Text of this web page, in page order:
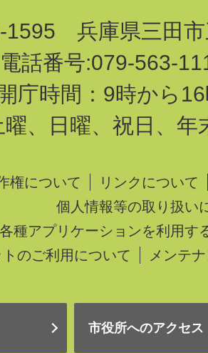
1595 兵庫県三田市
電話番号:079-563-
開庁時間：9時から
曜、日曜、祝日、年
権について
リンクについて
個人情報等の取り扱い
各種アプリケーションを利用す
のご利用について
メンテ
市役所へのアクセス